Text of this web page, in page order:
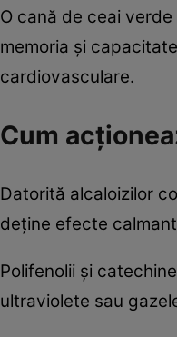
O cană de ceai
memoria şi
cardiovasculare.
Cum
Datorită alcaloizilor
deţine efecte
Polifenolii şi
ultraviolete sau